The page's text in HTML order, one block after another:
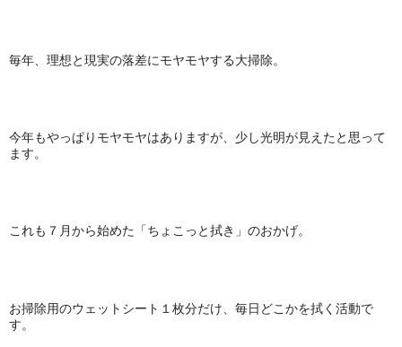
毎年、理想と現実の落差にモヤモヤする大掃除。
今年もやっぱりモヤモヤはありますが、少し光明が見えたと思って
ます。
これも７月から始めた「ちょこっと拭き」のおかげ。
お掃除用のウェットシート１枚分だけ、毎日どこかを拭く活動で
す。